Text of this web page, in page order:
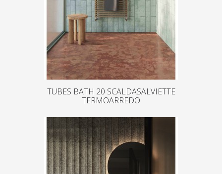
TUBES BATH 20 SCALDASALVIETTE
TERMOARREDO